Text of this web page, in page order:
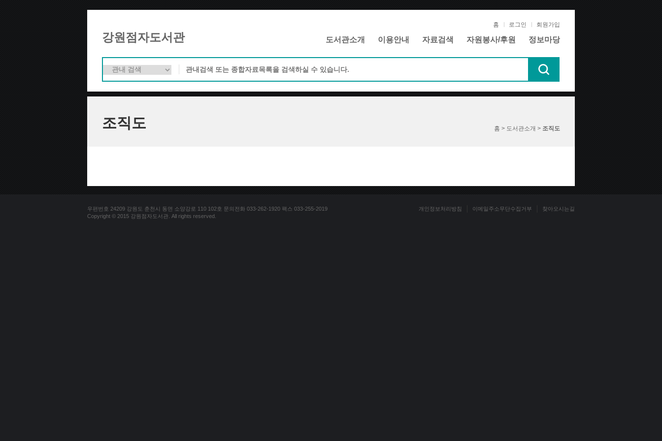
강원점자도서관
홈 로그인 회원가입
도서관소개 이용안내 자료검색 자원봉사/후원 정보마당
조직도 홈 > 도서관소개 > 조직도
우편번호 24209 강원도 춘천시 동면 소양강로 110 102호 문의전화 033-262-1920 팩스 033-255-2019
Copyright © 2015 강원점자도서관. All rights reserved.
개인정보처리방침 이메일주소무단수집거부 찾아오시는길